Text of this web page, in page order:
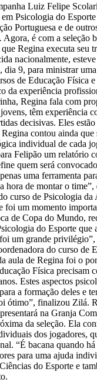
Luiz Felipe
Psicologia do
Portuguesa e de
é com a seleção
Regina executa seu
nacionalmente,
dia 9, para ministrar
de Educação Física
da experiência
Regina fala com
têm experiência
decisivas. Eles
contou ainda que
individual de cada
Felipão um relatório
quem será
uma ferramenta
hora de montar o
curso de Psicologia da
foi um momento
de Copa do Mundo,
do Esporte que
um grande privilégio”,
do curso de
aula de Regina foi o
Física precisam
Estes aspectos
a formação deles e
ótimo”, finalizou Zilá.
na Granja
da seleção. Ela
dos jogadores,
“É bacana quando há
para uma ajuda
do Esporte e